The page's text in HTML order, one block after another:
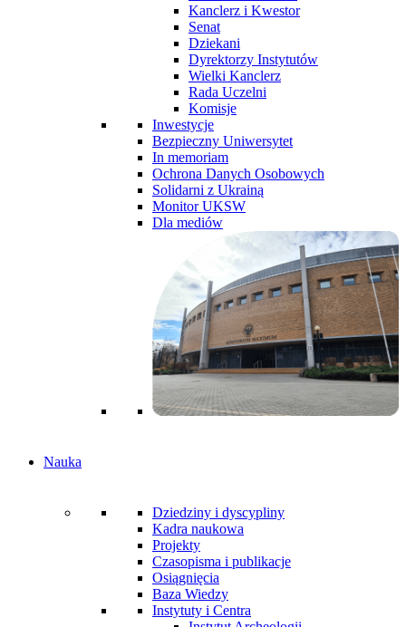
Kanclerz i Kwestor
Senat
Dziekani
Dyrektorzy Instytutów
Wielki Kanclerz
Rada Uczelni
Komisje
Inwestycje
Bezpieczny Uniwersytet
In memoriam
Ochrona Danych Osobowych
Solidarni z Ukrainą
Monitor UKSW
Dla mediów
Nauka
Dziedziny i dyscypliny
Kadra naukowa
Projekty
Czasopisma i publikacje
Osiągnięcia
Baza Wiedzy
Instytuty i Centra